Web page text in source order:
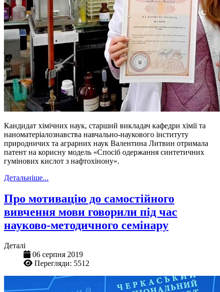
Кандидат хімічних наук, старший викладач кафедри хімії та
наноматеріалознавства навчально-наукового інституту
природничих та аграрних наук Валентина Литвин отримала
патент на корисну модель «Спосіб одержання синтетичних
гумінових кислот з нафтохінону».
Детальніше...
Про мотивацію до самостійного
вивчення мови говорили під час
науково-методичного семінару
Деталі
06 серпня 2019
Перегляди: 5512